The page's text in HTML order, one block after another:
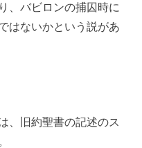
、バビロンの捕囚時に
はないかという説があ
、旧約聖書の記述のス